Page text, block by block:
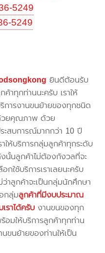
5249
5249
ยินดีต้อนรับ
ค้าทุกท่านนะครับ เราให้
การงานขนย้ายของทุกชนิด
ยคุณภาพ ด้วย
ะสบการณ์มากกว่า 10 ปี
าให้บริการกลุ่มลูกค้าทุกระดับ
นั้นลูกค้าไม่ต้องกังวลที่จะ
อกใช้บริการเราเลยนะครับ
ว่าลูกค้าจะเป็นกลุ่มนักศึกษา
กลุ่มลูกค้าที่มีงบประมาณ
ราได้ครับ งานขนของทุก
ร้อมให้บริการลูกค้าทุกท่าน
ขนย้ายของท่านให้เป็น